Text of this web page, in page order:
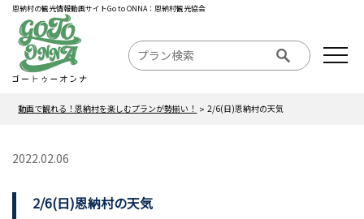
恩納村の観光情報動画サイトGo to ONNA：恩納村観光協会
動画で観れる！恩納村を楽しむプランが勢揃い！ 2/6(日)恩納村の天気
2022.02.06
2/6(日)恩納村の天気